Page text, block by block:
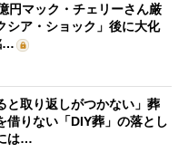
円マック・チェリーさん厳
シア・ショック」後に大化
…
と取り返しがつかない」葬
借りない「DIY葬」の落とし
は…